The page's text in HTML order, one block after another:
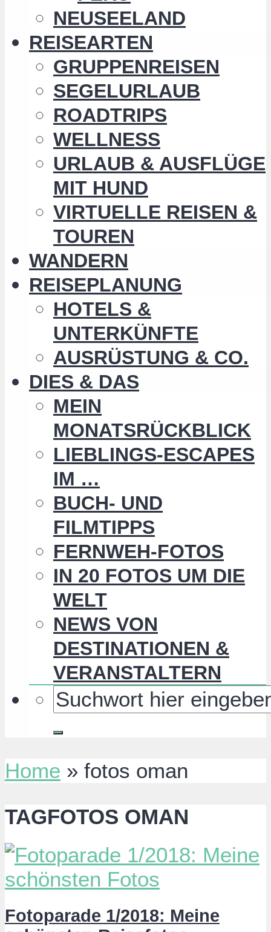
NEUSEELAND
REISEARTEN
GRUPPENREISEN
SEGELURLAUB
ROADTRIPS
WELLNESS
URLAUB & AUSFLÜGE
MIT HUND
VIRTUELLE REISEN &
TOUREN
WANDERN
REISEPLANUNG
HOTELS &
UNTERKÜNFTE
AUSRÜSTUNG & CO.
DIES & DAS
MEIN
MONATSRÜCKBLICK
LIEBLINGS-ESCAPES
IM …
BUCH- UND
FILMTIPPS
FERNWEH-FOTOS
IN 20 FOTOS UM DIE
WELT
NEWS VON
DESTINATIONEN &
VERANSTALTERN
Home » fotos oman
TAGFOTOS OMAN
Fotoparade 1/2018: Meine